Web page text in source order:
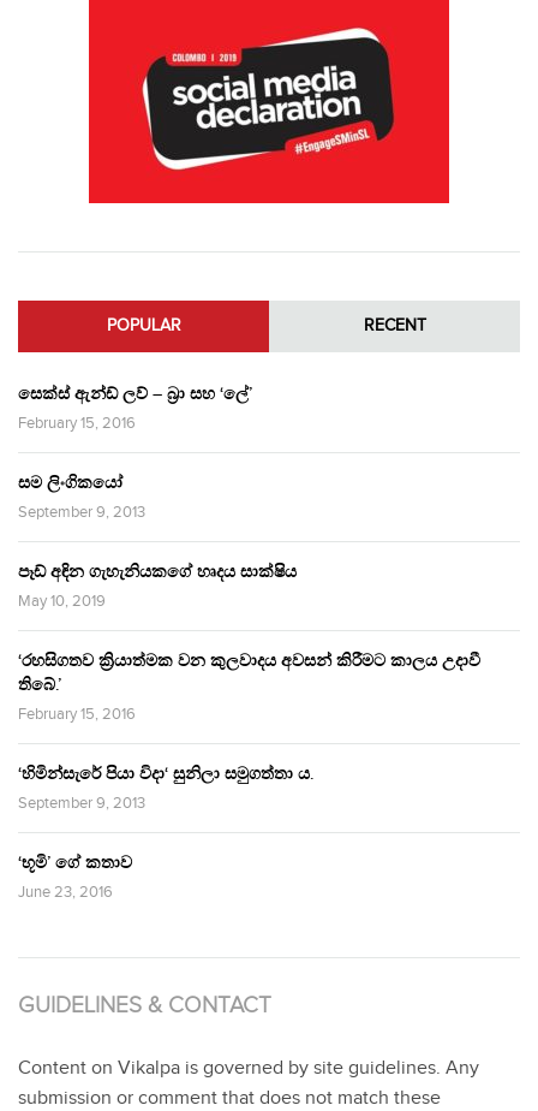
POPULAR RECENT
සෙක්ස් ඇන්ඩ් ලව් – බ්‍රා සහ ‘ලේ’
February 15, 2016
සම ලිංගිකයෝ
September 9, 2013
පෑඩ් අඳින ගැහැනියකගේ හෘදය සාක්ෂිය
May 10, 2019
‘රහසිගතව ක්‍රියාත්මක වන කුලවාදය අවසන් කිරීමට කාලය උදාවී
තිබේ.’
February 15, 2016
‘හිමින්සැරේ පියා විදා‘ සුනිලා සමුගත්තා ය.
September 9, 2013
‘භූමි’ ගේ කතාව
June 23, 2016
GUIDELINES & CONTACT
Content on Vikalpa is governed by site guidelines. Any
submission or comment that does not match these